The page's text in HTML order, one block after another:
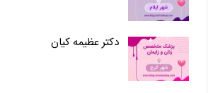
دکتر عظیمه کیان